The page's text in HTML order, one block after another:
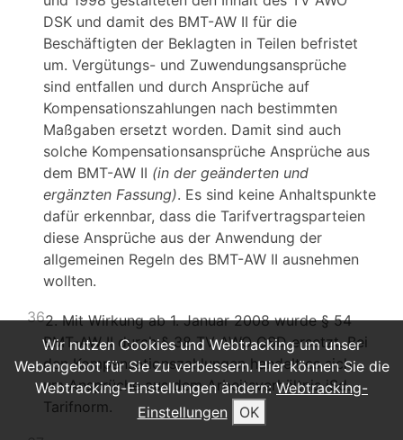
DSK und damit des BMT-AW II für die
Beschäftigten der Beklagten in Teilen befristet
um. Vergütungs- und Zuwendungsansprüche
sind entfallen und durch Ansprüche auf
Kompensationszahlungen nach bestimmten
Maßgaben ersetzt worden. Damit sind auch
solche Kompensationsansprüche Ansprüche aus
dem BMT-AW II (in der geänderten und
ergänzten Fassung). Es sind keine Anhaltspunkte
dafür erkennbar, dass die Tarifvertragsparteien
diese Ansprüche aus der Anwendung der
allgemeinen Regeln des BMT-AW II ausnehmen
wollten.
362. Mit Wirkung ab 1. Januar 2008 wurde § 54
BMT-AW II durch § 38 TV AWO GSD ersetzt. Bei
den Kompensationszahlungen handelt es sich
um Ansprüche aus dem Arbeitsverhältnis iSd.
Tarifnorm.
Wir nutzen Cookies und Webtracking um unser
Webangebot für Sie zu verbessern. Hier können Sie die
Webtracking-Einstellungen ändern: Webtracking-
Einstellungen
OK